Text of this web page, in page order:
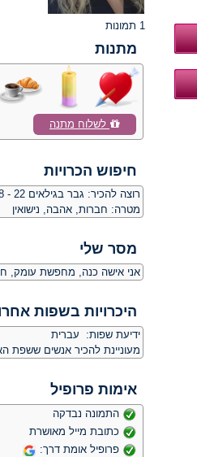
1 תמונות
מתנות
לשלוח מתנה
חיפוש הכרויות
רוצה להכיר: גבר בגילאים 22 - 58 שנים באזור ישראל
מטרה: חברות, אהבה, נישואין
מסר שלי
אני אישה כנה, מחפשת עומק,
היכרויות בשפות
ידיעת שפות: עברית
מעוניינת להכיר אנשים
אימות פרופיל
התמונה נבדקה
כתובת מייל מאושרת
פרופיל אומת דרך: